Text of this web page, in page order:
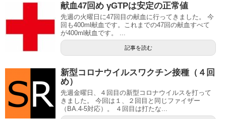
献血47回め γGTPは安定の正常値
先週の火曜日に47回目の献血に行ってきました。 今
回も400ml献血です。これまでの47回の献血すべて
が400ml献血です。 ...
記事を読む
新型コロナウイルスワクチン接種（４回
め）
先週金曜日、４回目の新型コロナウイルスを打って
きました。 今回は１、２回目と同じファイザー
（BA.4-5対応）。 ４回目は打たな...